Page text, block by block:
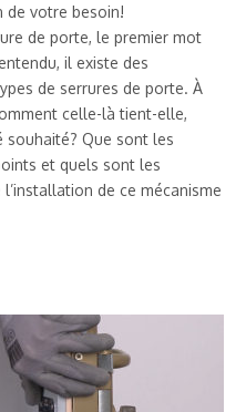
de votre besoin!
de porte, le premier mot
il existe des
de serrures de porte. À
celle-là tient-elle,
Que sont les
et quels sont les
de ce mécanisme